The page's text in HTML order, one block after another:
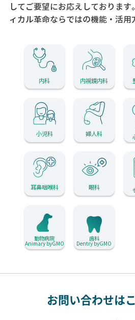
してご要望にお応えしております。
ィカル革命ならではの機能・活用
内科 内視鏡内科
小児科 婦人科
耳鼻咽喉科 眼科
動物病院
Animary byGMO
歯科
Dentry byGMO
お問い合わせは